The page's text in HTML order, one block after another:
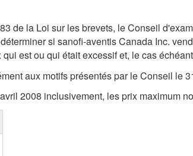
de la Loi sur les brevets, le Conseil
si sanofi-aventis Canada Inc.
est ou qui était excessif et, le cas
aux motifs présentés par le Conseil le
2008 inclusivement, les prix maximum